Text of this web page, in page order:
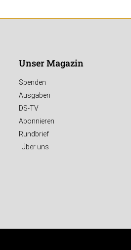
Unser Magazin
Spenden
Ausgaben
DS-TV
Abonnieren
Rundbrief
Über uns